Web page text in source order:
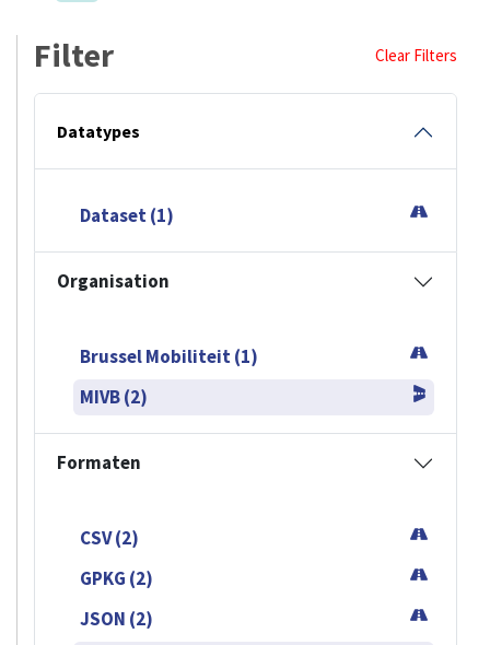
Filter Clear Filters
Datatypes
Dataset (1)
Organisation
Brussel Mobiliteit (1)
MIVB (2)
Formaten
CSV (2)
GPKG (2)
JSON (2)